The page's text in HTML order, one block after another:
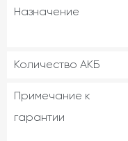
Назначение
Количество АКБ
Примечание к
гарантии